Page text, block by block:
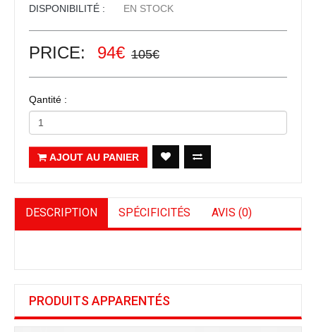
DISPONIBILITÉ :
EN STOCK
PRICE: 94€ 105€
Qantité :
AJOUT AU PANIER
DESCRIPTION SPÉCIFICITÉS AVIS (0)
PRODUITS APPARENTÉS